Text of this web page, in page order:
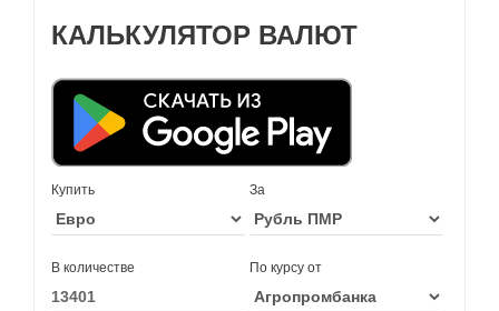
КАЛЬКУЛЯТОР ВАЛЮТ
Купить За
В количестве По курсу от